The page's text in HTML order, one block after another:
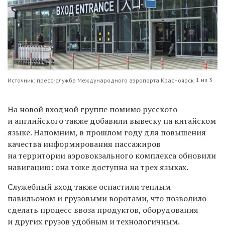
Источник: пресс-служба Международного аэропорта Красноярск 1 из 3
На новой входной группе помимо русского
и английского также добавили вывеску на китайском
языке. Напомним, в прошлом году для повышения
качества информирования пассажиров
на территории аэровокзального комплекса обновили
навигацию: она тоже доступна на трех языках.
Служебный вход также оснастили теплым
павильоном и грузовыми воротами, что позволило
сделать процесс ввоза продуктов, оборудования
и других грузов удобным и технологичным.